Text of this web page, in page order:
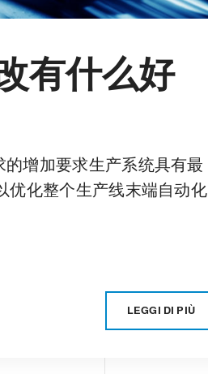
有什么好
增加要求生产系统具有最
优化整个生产线末端自动化
LEGGI DI PIÙ